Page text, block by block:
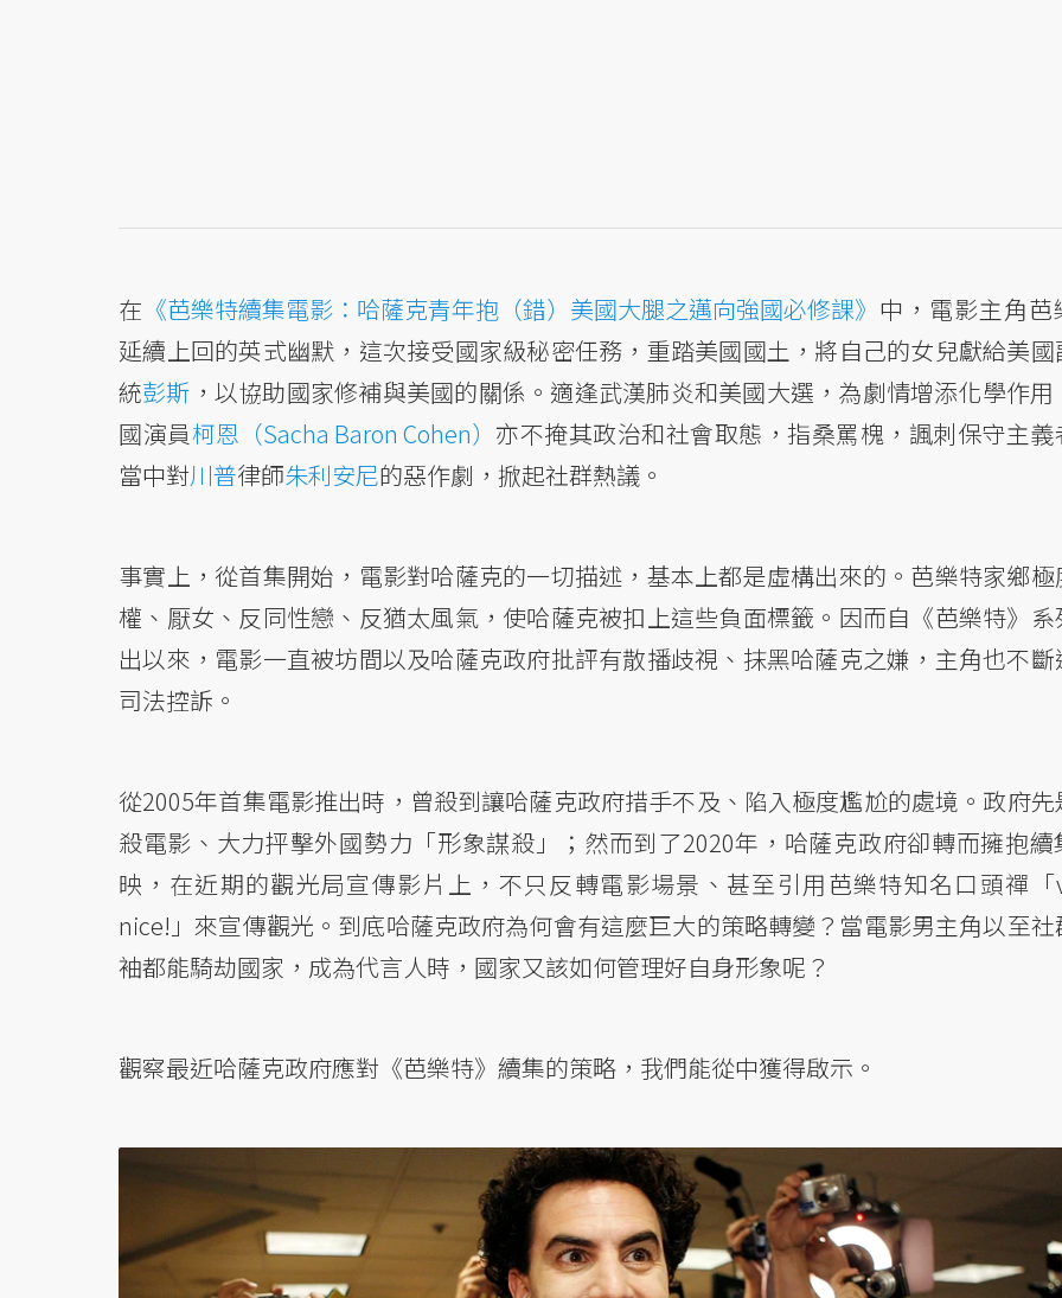
在 《芭樂特續集電影：哈薩克青年抱（錯）美國大腿之邁向強國必修課》 中，電影主角芭
延續上回的英式幽默，這次接受國家級秘密任務，重踏美國國土，將自己的女兒獻給美國
統彭斯 ，以協助國家修補與美國的關係。適逢武漢肺炎和美國大選，為劇情增添化學作用
國演員柯恩（Sacha Baron Cohen） 亦不掩其政治和社會取態，指桑罵槐，諷刺保守主義
當中對川普律師朱利安尼的惡作劇，掀起社群熱議。
事實上，從首集開始，電影對哈薩克的一切描述，基本上都是虛構出來的。芭樂特家鄉極
權、厭女、反同性戀、反猶太風氣，使哈薩克被扣上這些負面標籤。因而自《芭樂特》系
出以來，電影一直被坊間以及哈薩克政府批評有散播歧視、抹黑哈薩克之嫌，主角也不斷
司法控訴。
從2005年首集電影推出時，曾殺到讓哈薩克政府措手不及、陷入極度尷尬的處境。政府先
殺電影、大力抨擊外國勢力「形象謀殺」；然而到了2020年，哈薩克政府卻轉而擁抱續
映，在近期的觀光局宣傳影片上，不只反轉電影場景、甚至引用芭樂特知名口頭禪「
nice!」來宣傳觀光。到底哈薩克政府為何會有這麼巨大的策略轉變？當電影男主角以至社
袖都能騎劫國家，成為代言人時，國家又該如何管理好自身形象呢？
觀察最近哈薩克政府應對《芭樂特》續集的策略，我們能從中獲得啟示。